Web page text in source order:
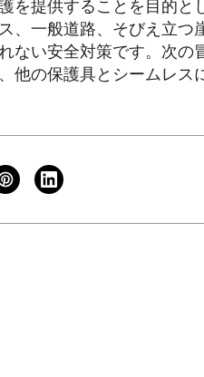
を提供することを目的
、一般道路、そびえ立
ない安全対策です。次
他の保護具とシームレス